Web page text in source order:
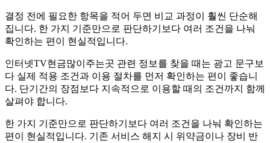
결정 전에 필요한 항목을 적어 두면 비교 과정이 훨씬 단순해
집니다. 한 가지 기준만으로 판단하기보다 여러 조건을 나눠
확인하는 편이 현실적입니다.
인터넷TV현금많이주는곳 관련 정보를 찾을 때는 광고 문구보
다 실제 적용 조건과 이용 절차를 먼저 확인하는 편이 좋습니
다. 단기간의 장점보다 지속적으로 이용할 때의 조건까지 함께
살펴야 합니다.
한 가지 기준만으로 판단하기보다 여러 조건을 나눠 확인하는
편이 현실적입니다. 기존 서비스 해지 시 위약금이나 장비 반